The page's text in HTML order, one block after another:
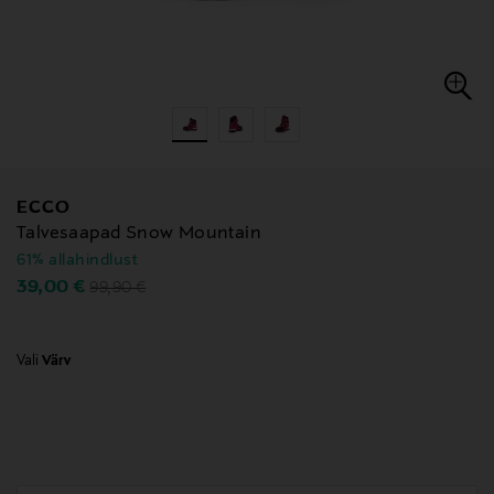
ECCO
Talvesaapad Snow Mountain
61% allahindlust
Discounted Price
39,00 € Original Price
99,90 €
Vali Värv